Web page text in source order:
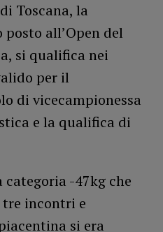
Toscana, la
all’Open del
si qualifica nei
per il
di vicecampionessa
e la qualifica di
-47kg che
tre incontri e
si era